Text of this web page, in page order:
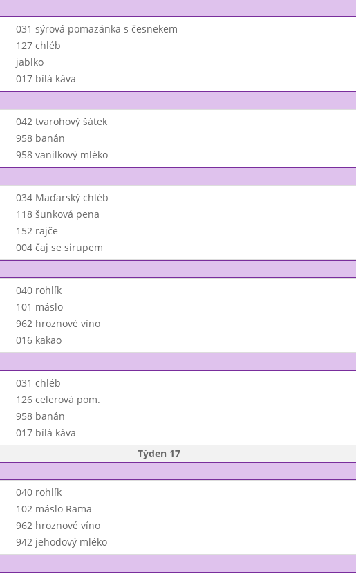
031 sýrová pomazánka s česnekem
127 chléb
jablko
017 bílá káva
042 tvarohový šátek
958 banán
958 vanilkový mléko
034 Maďarský chléb
118 šunková pena
152 rajče
004 čaj se sirupem
040 rohlík
101 máslo
962 hroznové víno
016 kakao
031 chléb
126 celerová pom.
958 banán
017 bílá káva
Týden 17
040 rohlík
102 máslo Rama
962 hroznové víno
942 jehodový mléko